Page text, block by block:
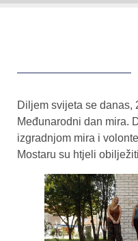
Diljem svijeta se danas,
Međunarodni dan mira.
izgradnjom mira i
Mostaru su htjeli